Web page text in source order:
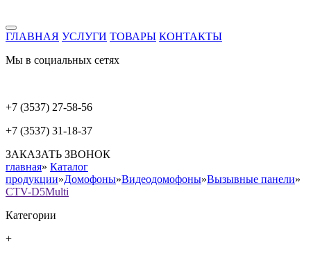
ГЛАВНАЯ УСЛУГИ ТОВАРЫ КОНТАКТЫ
Мы в социальных сетях
+7 (3537) 27-58-56
+7 (3537) 31-18-37
ЗАКАЗАТЬ ЗВОНОК
главная» Каталог
продукции»Домофоны»Видеодомофоны»Вызывные панели»
CTV-D5Multi
Категории
+